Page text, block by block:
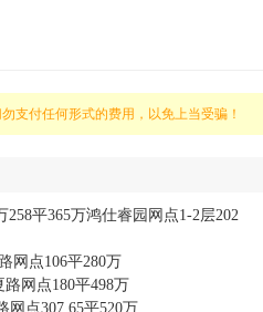
支付任何形式的费用，以免上当受骗！
258平365万鸿仕睿园网点1-2层202
网点106平280万
路网点180平498万
网点307.65平520万